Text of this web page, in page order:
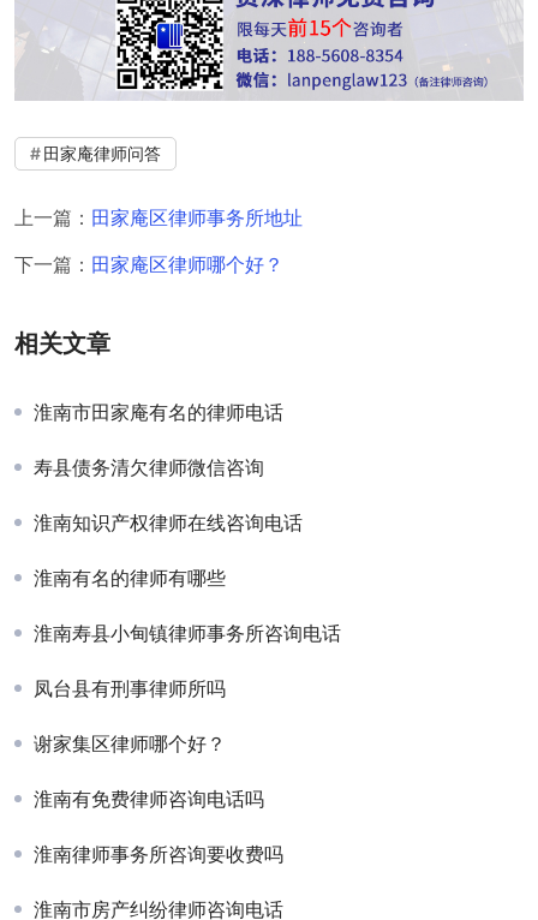
田家庵律师问答
上一篇： 田家庵区律师事务所地址
下一篇： 田家庵区律师哪个好？
相关文章
淮南市田家庵有名的律师电话
寿县债务清欠律师微信咨询
淮南知识产权律师在线咨询电话
淮南有名的律师有哪些
淮南寿县小甸镇律师事务所咨询电话
凤台县有刑事律师所吗
谢家集区律师哪个好？
淮南有免费律师咨询电话吗
淮南律师事务所咨询要收费吗
淮南市房产纠纷律师咨询电话